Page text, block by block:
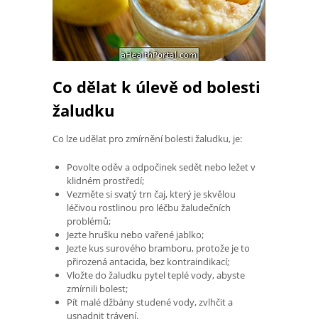
Co dělat k úlevě od bolesti
žaludku
Co lze udělat pro zmírnění bolesti žaludku, je:
Povolte oděv a odpočinek sedět nebo ležet v
klidném prostředí;
Vezměte si svatý trn čaj, který je skvělou
léčivou rostlinou pro léčbu žaludečních
problémů;
Jezte hrušku nebo vařené jablko;
Jezte kus surového bramboru, protože je to
přirozená antacida, bez kontraindikací;
Vložte do žaludku pytel teplé vody, abyste
zmírnili bolest;
Pít malé džbány studené vody, zvlhčit a
usnadnit trávení.